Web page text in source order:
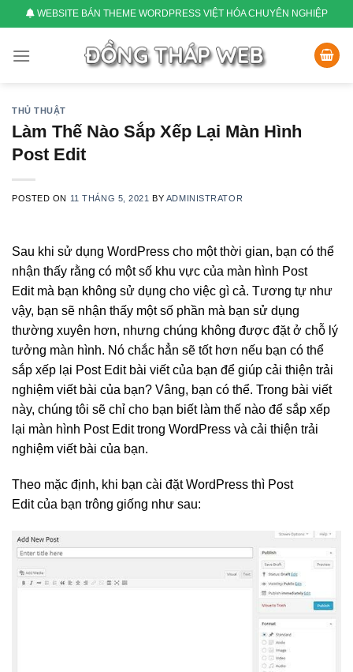
to
content
WEBSITE BÁN THEME WORDPRESS VIỆT HÓA CHUYÊN NGHIỆP
THỦ THUẬT
Làm Thế Nào Sắp Xếp Lại Màn Hình
Post Edit
POSTED ON 11 THÁNG 5, 2021 BY ADMINISTRATOR
Sau khi sử dụng WordPress cho một thời gian, bạn có thể
nhận thấy rằng có một số khu vực của màn hình Post
Edit mà bạn không sử dụng cho việc gì cả. Tương tự như
vậy, bạn sẽ nhận thấy một số phần mà bạn sử dụng
thường xuyên hơn, nhưng chúng không được đặt ở chỗ lý
tưởng màn hình. Nó chắc hẳn sẽ tốt hơn nếu bạn có thể
sắp xếp lại Post Edit bài viết của bạn để giúp cải thiện trải
nghiệm viết bài của bạn? Vâng, bạn có thể. Trong bài viết
này, chúng tôi sẽ chỉ cho bạn biết làm thế nào để sắp xếp
lại màn hình Post Edit trong WordPress và cải thiện trải
nghiệm viết bài của bạn.
Theo mặc định, khi bạn cài đặt WordPress thì Post
Edit của bạn trông giống như sau: